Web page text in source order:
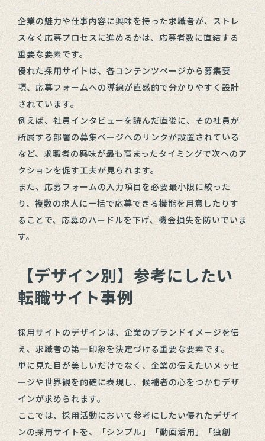
企業の魅力や仕事内容に興味を持った求職者が、ストレ
スなく応募プロセスに進めるかは、応募者数に直結する
重要な要素です。
優れた採用サイトは、各コンテンツページから募集要
項、応募フォームへの導線が直感的で分かりやすく設計
されています。
例えば、社員インタビューを読んだ直後に、その社員が
所属する部署の募集ページへのリンクが設置されている
など、求職者の興味が最も高まったタイミングで次へのア
クションを促す工夫が見られます。
また、応募フォームの入力項目を必要最小限に絞った
り、複数の求人に一括で応募できる機能を用意したりす
ることで、応募のハードルを下げ、機会損失を防いでいま
す。
【デザイン別】参考にしたい
転職サイト事例
採用サイトのデザインは、企業のブランドイメージを伝
え、求職者の第一印象を決定づける重要な要素です。
単に見た目が美しいだけでなく、企業の伝えたいメッセ
ージや世界観を的確に表現し、候補者の心をつかむデザ
インが求められます。
ここでは、採用活動において参考にしたい優れたデザイ
ンの採用サイトを、「シンプル」「動画活用」「独創